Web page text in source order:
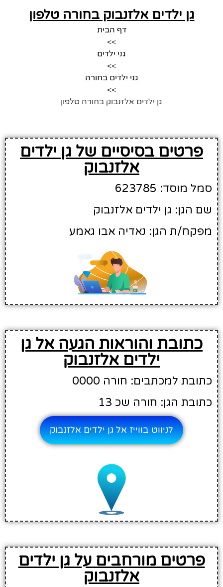
גן ילדים אלזנבוק בחורה טלפון
דף הבית
>>
גני ילדים
>>
גני ילדים בחורה
>>
גן ילדים אלזנבוק בחורה טלפון
פרטים בסיסיים של גן ילדים
אלזנבוק
סמל מוסד: 623785
שם הגן: גן ילדים אלזנבוק
מפקח/ת הגן: נאדיה אבו גאמע
כתובת והוראות הגעה אל גן
ילדים אלזנבוק
כתובת למכתבים: חורה 0000
כתובת הגן: חורה שכ 13
לניווט בווייז אל גן ילדים אלזנבוק
פרטים מורחבים על גן ילדים
אלזנבוק